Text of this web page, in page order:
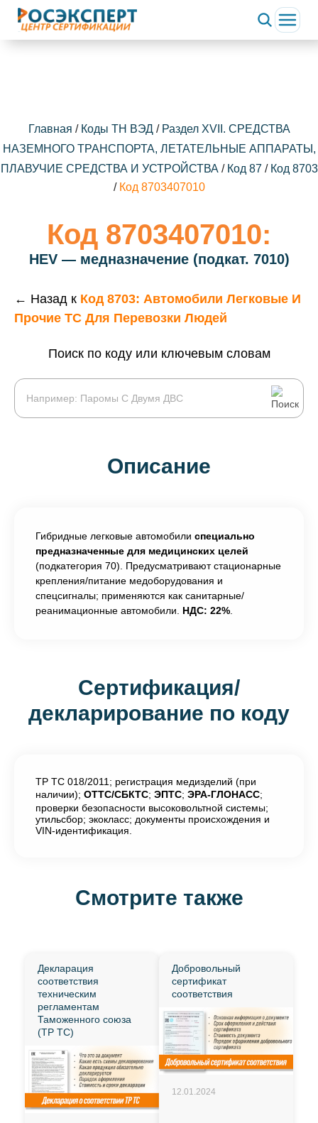
Главная / Коды ТН ВЭД/ Раздел XVII. СРЕДСТВА
НАЗЕМНОГО ТРАНСПОРТА, ЛЕТАТЕЛЬНЫЕ АППАРАТЫ,
ПЛАВУЧИЕ СРЕДСТВА И УСТРОЙСТВА / Код 87 / Код 8703
/ Код 8703407010
Код 8703407010:
HEV — медназначение (подкат. 7010)
← Назад к Код 8703: Автомобили Легковые И
Прочие ТС Для Перевозки Людей
Поиск по коду или ключевым словам
Описание
Гибридные легковые автомобили специально
предназначенные для медицинских целей
(подкатегория 70). Предусматривают стационарные
крепления/питание медоборудования и
спецсигналы; применяются как санитарные/
реанимационные автомобили. НДС: 22%
Сертификация/
декларирование по коду
ТР ТС 018/2011; регистрация медизделий (при
наличии); ОТТС/СБКТС; ЭПТС; ЭРА-ГЛОНАСС;
проверки безопасности высоковольтной системы;
утильсбор; экокласс; документы происхождения и
VIN-идентификация.
Смотрите также
Декларация
соответствия
техническим
регламентам
Таможенного союза
(ТР ТС)
Добровольный
сертификат
соответствия
12.01.2024